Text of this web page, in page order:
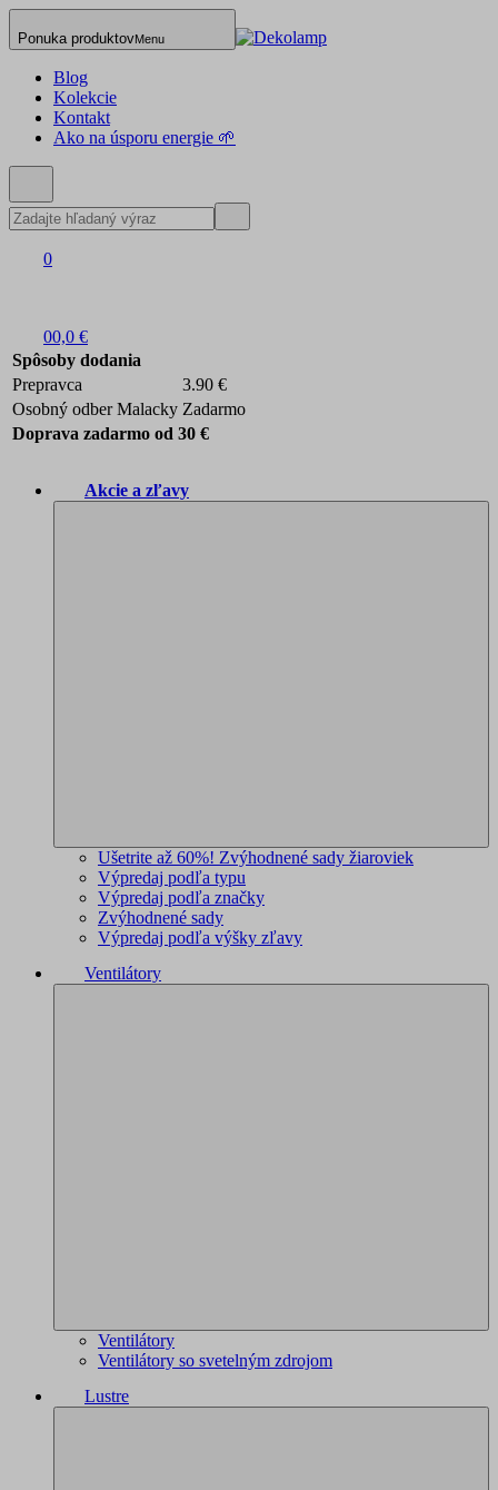
Ponuka produktovMenu
Blog
Kolekcie
Kontakt
Ako na úsporu energie 🌱
0
00,0 €
Spôsoby dodania
Prepravca
3.90 €
Osobný odber Malacky Zadarmo
Doprava zadarmo od 30 €
Akcie a zľavy
Ušetrite až 60%! Zvýhodnené sady žiaroviek
Výpredaj podľa typu
Výpredaj podľa značky
Zvýhodnené sady
Výpredaj podľa výšky zľavy
Ventilátory
Ventilátory
Ventilátory so svetelným zdrojom
Lustre